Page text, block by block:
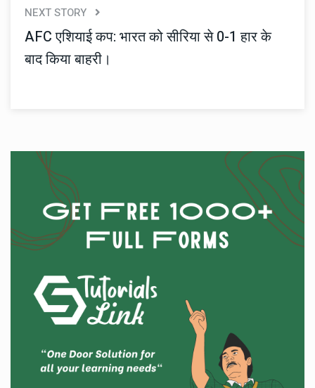
NEXT STORY
AFC एशियाई कप: भारत को सीरिया से 0-1 हार के
बाद किया बाहरी।